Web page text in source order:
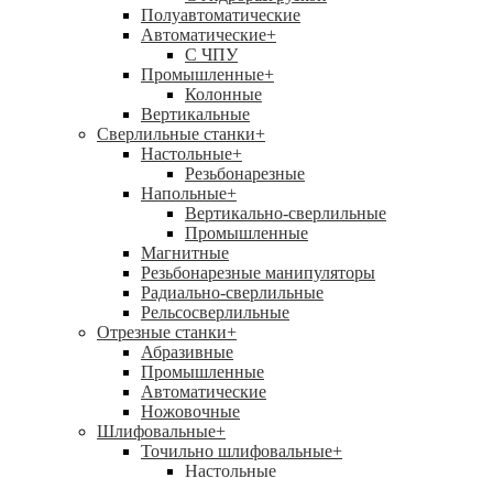
Полуавтоматические
Автоматические+
С ЧПУ
Промышленные+
Колонные
Вертикальные
Сверлильные станки+
Настольные+
Резьбонарезные
Напольные+
Вертикально-сверлильные
Промышленные
Магнитные
Резьбонарезные манипуляторы
Радиально-сверлильные
Рельсосверлильные
Отрезные станки+
Абразивные
Промышленные
Автоматические
Ножовочные
Шлифовальные+
Точильно шлифовальные+
Настольные